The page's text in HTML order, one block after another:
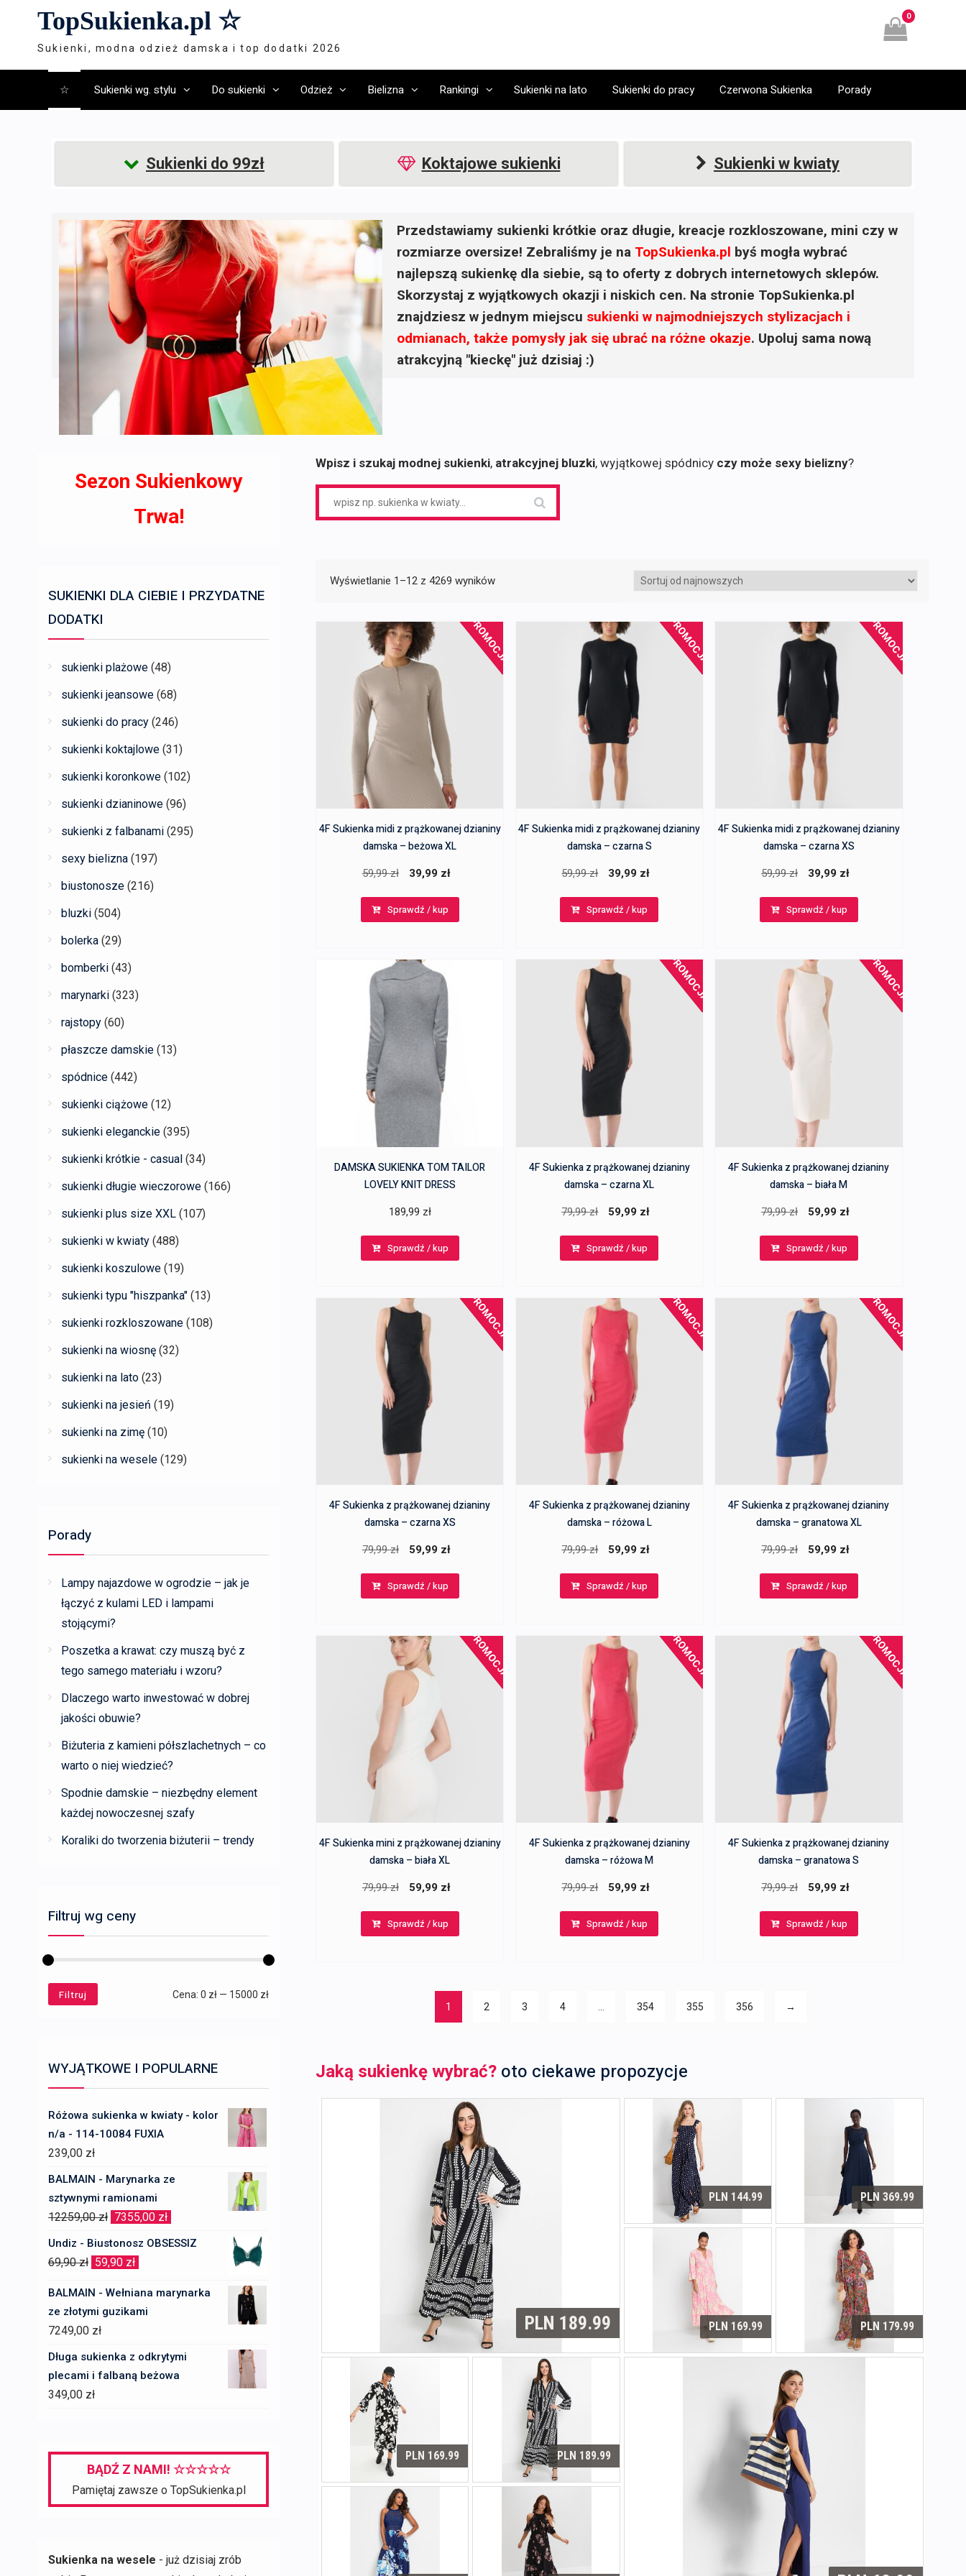
TopSukienka.pl ☆
Sukienki, modna odzież damska i top dodatki 2026
0
☆ Sukienki wg. stylu Do sukienki Odzież Bielizna Rankingi Sukienki na lato Sukienki do pracy Czerwona Sukienka Porady
Sukienki do 99zł Koktajowe sukienki Sukienki w kwiaty
Przedstawiamy sukienki krótkie oraz długie, kreacje rozkloszowane, mini czy w
rozmiarze oversize! Zebraliśmy je na TopSukienka.pl byś mogła wybrać
najlepszą sukienkę dla siebie, są to oferty z dobrych internetowych sklepów.
Skorzystaj z wyjątkowych okazji i niskich cen. Na stronie TopSukienka.pl
znajdziesz w jednym miejscu sukienki w najmodniejszych stylizacjach i
odmianach, także pomysły jak się ubrać na różne okazje. Upoluj sama nową
atrakcyjną "kieckę" już dzisiaj :)
Wpisz i szukaj modnej sukienki, atrakcyjnej bluzki, wyjątkowej spódnicy czy może sexy bielizny?
Wyświetlanie 1–12 z 4269 wynikówPosortowane
PROMOCJA!
4F Sukienka midi z prążkowanej dzianiny
damska – beżowa XL
59,99zł
Pierwotna
wynosiła:
39,99 zł
Sprawdź / kup
PROMOCJA!
4F Sukienka midi z prążkowanej dzianiny
damska – czarna S
59,99zł
Pierwotna
wynosiła:
39,99 zł
Sprawdź / kup
PROMOCJA!
4F Sukienka midi z prążkowanej dzianiny
damska – czarna XS
59,99zł
Pierwotna
wynosiła:
39,99 zł
Sprawdź / kup
DAMSKA SUKIENKA TOM TAILOR
LOVELY KNIT DRESS
189,99 zł
Sprawdź / kup
PROMOCJA!
4F Sukienka z prążkowanej dzianiny
damska – czarna XL
79,99zł
Pierwotna
wynosiła:
59,99 zł
Sprawdź / kup
PROMOCJA!
4F Sukienka z prążkowanej dzianiny
damska – biała M
79,99zł
Pierwotna
wynosiła:
59,99 zł
Sprawdź / kup
PROMOCJA!
4F Sukienka z prążkowanej dzianiny
damska – czarna XS
79,99zł
Pierwotna
wynosiła:
59,99 zł
Sprawdź / kup
PROMOCJA!
4F Sukienka z prążkowanej dzianiny
damska – różowa L
79,99zł
Pierwotna
wynosiła:
59,99 zł
Sprawdź / kup
PROMOCJA!
4F Sukienka z prążkowanej dzianiny
damska – granatowa XL
79,99zł
Pierwotna
wynosiła:
59,99 zł
Sprawdź / kup
PROMOCJA!
4F Sukienka mini z prążkowanej dzianiny
damska – biała XL
79,99zł
Pierwotna
wynosiła:
59,99 zł
Sprawdź / kup
PROMOCJA!
4F Sukienka z prążkowanej dzianiny
damska – różowa M
79,99zł
Pierwotna
wynosiła:
59,99 zł
Sprawdź / kup
PROMOCJA!
4F Sukienka z prążkowanej dzianiny
damska – granatowa S
79,99zł
Pierwotna
wynosiła:
59,99 zł
Sprawdź / kup
1 2 3 4 354 355 356 →
Jaką sukienkę wybrać? oto ciekawe propozycje
Sezon Sukienkowy
Trwa!
SUKIENKI DLA CIEBIE I PRZYDATNE
DODATKI
sukienki plażowe (48)
sukienki jeansowe (68)
sukienki do pracy (246)
sukienki koktajlowe (31)
sukienki koronkowe (102)
sukienki dzianinowe (96)
sukienki z falbanami (295)
sexy bielizna (197)
biustonosze (216)
bluzki (504)
bolerka (29)
bomberki (43)
marynarki (323)
rajstopy (60)
płaszcze damskie (13)
spódnice (442)
sukienki ciążowe (12)
sukienki eleganckie (395)
sukienki krótkie - casual (34)
sukienki długie wieczorowe (166)
sukienki plus size XXL (107)
sukienki w kwiaty (488)
sukienki koszulowe (19)
sukienki typu "hiszpanka" (13)
sukienki rozkloszowane (108)
sukienki na wiosnę (32)
sukienki na lato (23)
sukienki na jesień (19)
sukienki na zimę (10)
sukienki na wesele (129)
Porady
Lampy najazdowe w ogrodzie – jak je
łączyć z kulami LED i lampami
stojącymi?
Poszetka a krawat: czy muszą być z
tego samego materiału i wzoru?
Dlaczego warto inwestować w dobrej
jakości obuwie?
Biżuteria z kamieni półszlachetnych – co
warto o niej wiedzieć?
Spodnie damskie – niezbędny element
każdej nowoczesnej szafy
Koraliki do tworzenia biżuterii – trendy
Filtruj wg ceny
Cena
Cena
Filtruj Cena: 0 zł — 15000 zł
WYJĄTKOWE I POPULARNE
Różowa sukienka w kwiaty - kolor
n/a - 114-10084 FUXIA
239,00 zł
BALMAIN - Marynarka ze
sztywnymi ramionami
12259,00zł Pierwotna
cena
wynosiła:
7355,00 zł
cena
Undiz - Biustonosz OBSESSIZ
69,90zł Pierwotna
69,90 zł.
59,90 zł
BALMAIN - Wełniana marynarka
ze złotymi guzikami
7249,00 zł
Długa sukienka z odkrytymi
plecami i falbaną beżowa
349,00 zł
BĄDŹ Z NAMI! ☆☆☆☆☆
Pamiętaj zawsze o TopSukienka.pl
Sukienka na wesele - już dzisiaj zrób